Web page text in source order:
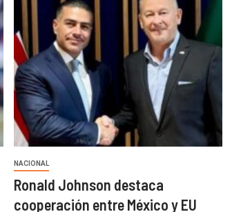
NACIONAL
Ronald Johnson destaca
cooperación entre México y EU